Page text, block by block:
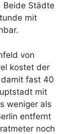
Beide Städte
mit
von
kostet der
fast 40
mit
weniger als
entfernt
noch